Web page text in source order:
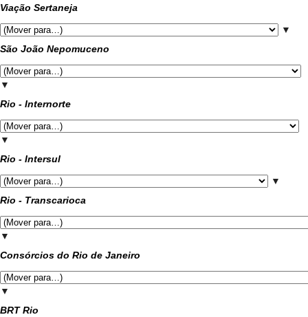
Viação Sertaneja
▼
São João Nepomuceno
▼
Rio - Internorte
▼
Rio - Intersul
▼
Rio - Transcarioca
▼
Consórcios do Rio de Janeiro
▼
BRT Rio